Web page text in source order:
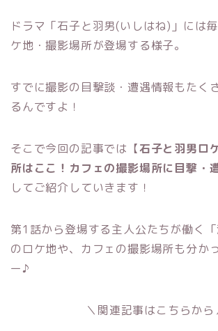
ドラマ「石子と羽男(いしはね)」には
ケ地・撮影場所が登場する様子。
すでに撮影の目撃談・遭遇情報もたく
るんですよ！
そこで今回の記事では【石子と羽男ロ
所はここ！カフェの撮影場所に目撃・
してご紹介していきます！
第1話から登場する主人公たちが働く「
のロケ地や、カフェの撮影場所も分か
ー♪
＼関連記事はこちらから